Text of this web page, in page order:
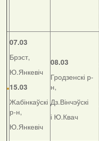
07.03
Брэст,
Ю.Янкевіч
15.03
Жабінкаўскі
р-н,
Ю.Янкевіч
08.03
Гродзенскі р-
н,
Дз.Вінчэўскі
і Ю.Квач